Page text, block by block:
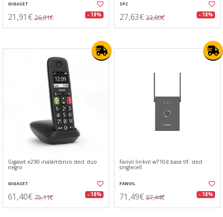
GIGASET
21,91€ 26,81€ - 18%
SPC
27,63€ 33,80€ - 18%
Gigaset e290 inalámbrico dect duo
negro
GIGASET
61,40€ 75,11€ - 18%
Fanvil linkvil w710d base tlf. dect
singlecell
FANVIL
71,49€ 87,44€ - 18%